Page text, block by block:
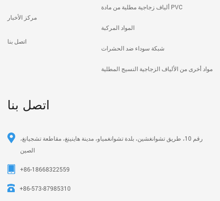
مركز الأخبار
اتصل بنا
ألياف زجاجية مطلية من مادة PVC
المواد المركبة
شبكة سوداء ضد الحشرات
مواد أخرى من الألياف الزجاجية النسيج المطلية
اتصل بنا
رقم 10، طريق تشوانغشين، بلدة تشوانغمياو، مدينة هاينينغ، مقاطعة تشجيانغ،
الصين
+86-18668322559
+86-573-87985310